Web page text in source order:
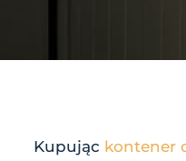
Kupując kontener